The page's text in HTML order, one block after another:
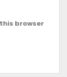
browser